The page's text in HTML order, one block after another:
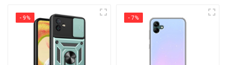
- 9% - 7%